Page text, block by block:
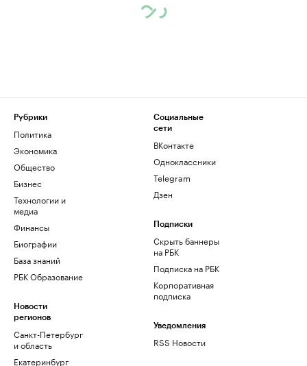
Рубрики
Политика
Экономика
Общество
Бизнес
Технологии и
медиа
Финансы
Биографии
База знаний
РБК Образование
Новости
регионов
Санкт-Петербург
и область
Екатеринбург
Социальные
сети
ВКонтакте
Одноклассники
Telegram
Дзен
Подписки
Скрыть баннеры
на РБК
Подписка на РБК
Корпоративная
подписка
Уведомления
RSS Новости